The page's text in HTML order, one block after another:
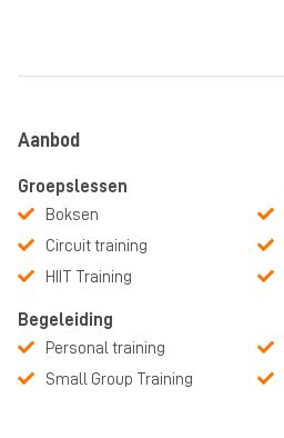
Aanbod
Groepslessen
Boksen
Circuit training
HIIT Training
Begeleiding
Personal training
Small Group Training